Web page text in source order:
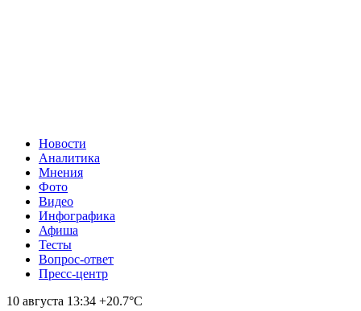
Новости
Аналитика
Мнения
Фото
Видео
Инфографика
Афиша
Тесты
Вопрос-ответ
Пресс-центр
10 августа 13:34 +20.7°С